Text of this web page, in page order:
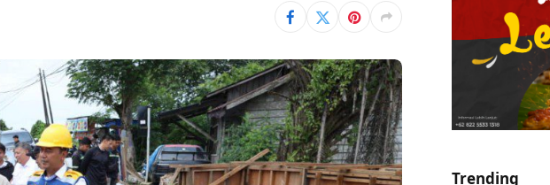
Trending